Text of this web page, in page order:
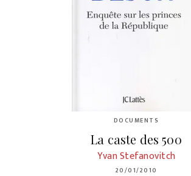
DOCUMENTS
La caste des 500
Yvan Stefanovitch
20/01/2010